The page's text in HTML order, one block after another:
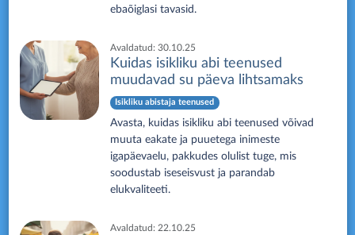
ebaõiglasi tavasid.
Avaldatud: 30.10.25
Kuidas isikliku abi teenused
muudavad su päeva lihtsamaks
Isikliku abistaja teenused
Avasta, kuidas isikliku abi teenused võivad
muuta eakate ja puuetega inimeste
igapäevaelu, pakkudes olulist tuge, mis
soodustab iseseisvust ja parandab
elukvaliteeti.
Avaldatud: 22.10.25